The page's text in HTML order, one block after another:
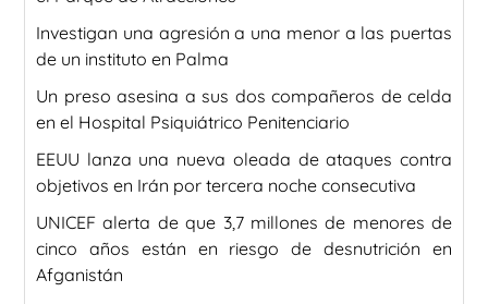
Investigan una agresión a una menor a las puertas
de un instituto en Palma
Un preso asesina a sus dos compañeros de celda
en el Hospital Psiquiátrico Penitenciario
EEUU lanza una nueva oleada de ataques contra
objetivos en Irán por tercera noche consecutiva
UNICEF alerta de que 3,7 millones de menores de
cinco años están en riesgo de desnutrición en
Afganistán